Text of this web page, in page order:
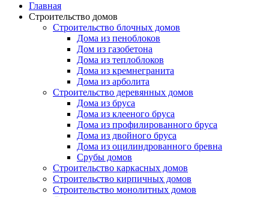
Главная
Строительство домов
Строительство блочных домов
Дома из пеноблоков
Дом из газобетона
Дома из теплоблоков
Дома из кремнегранита
Дома из арболита
Строительство деревянных домов
Дома из бруса
Дома из клееного бруса
Дома из профилированного бруса
Дома из двойного бруса
Дома из оцилиндрованного бревна
Срубы домов
Строительство каркасных домов
Строительство кирпичных домов
Строительство монолитных домов